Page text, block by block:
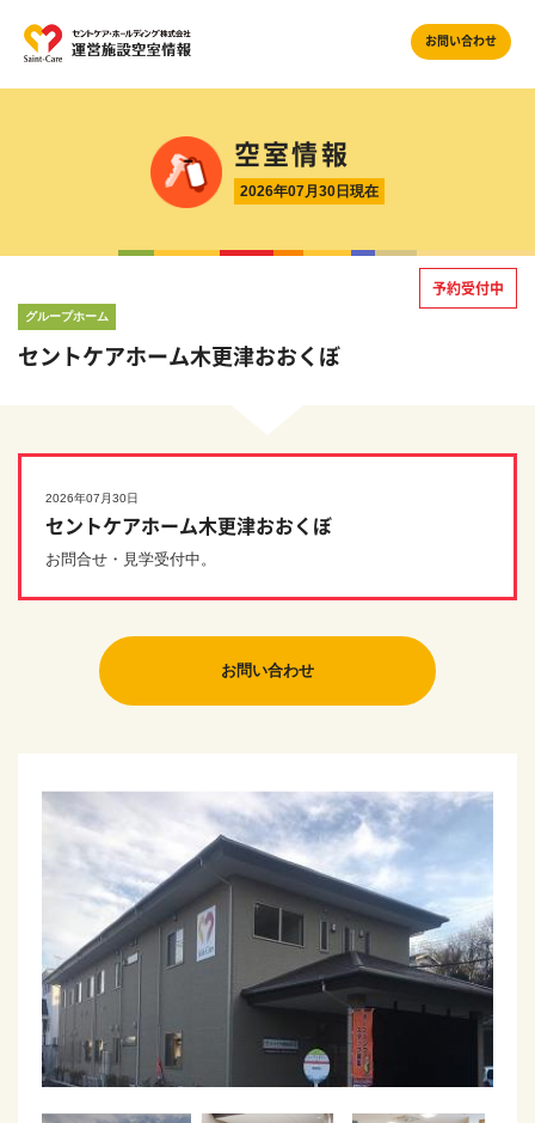
お問い合わせ
空室情報
2026年07月30日現在
グループホーム
セントケアホーム木更津おおくぼ
予約受付中
2026年07月30日
セントケアホーム木更津おおくぼ
お問合せ・見学受付中。
お問い合わせ